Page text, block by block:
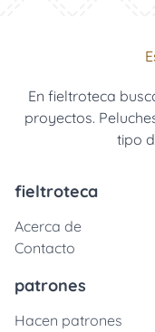
En fieltroteca
proyectos.
tipo
fieltroteca
Acerca de
Contacto
patrones
Hacen patrones